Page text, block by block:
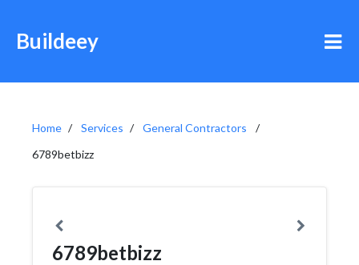
Buildeey
Home Services
General Contractors
6789betbizz
6789betbizz